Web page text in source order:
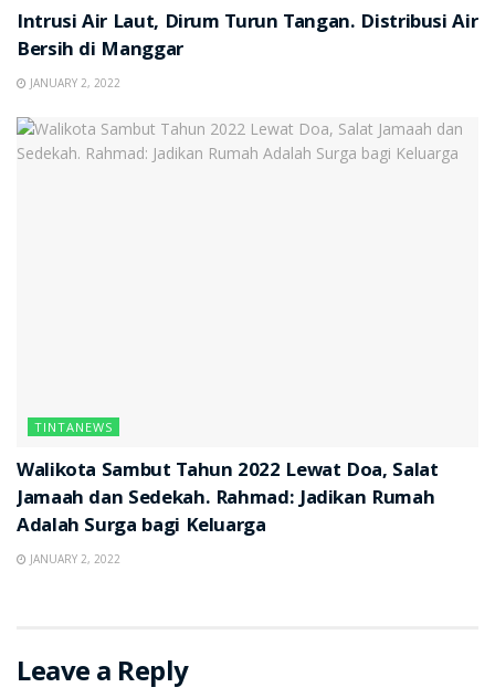
Intrusi Air Laut, Dirum Turun Tangan. Distribusi Air
Bersih di Manggar
JANUARY 2, 2022
TINTANEWS
Walikota Sambut Tahun 2022 Lewat Doa, Salat
Jamaah dan Sedekah. Rahmad: Jadikan Rumah
Adalah Surga bagi Keluarga
JANUARY 2, 2022
Leave a Reply